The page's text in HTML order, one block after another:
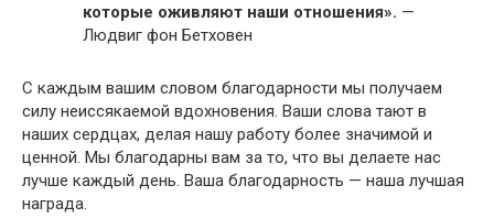
которые оживляют наши отношения». —
Людвиг фон Бетховен
С каждым вашим словом благодарности мы получаем
силу неиссякаемой вдохновения. Ваши слова тают в
наших сердцах, делая нашу работу более значимой и
ценной. Мы благодарны вам за то, что вы делаете нас
лучше каждый день. Ваша благодарность — наша лучшая
награда.